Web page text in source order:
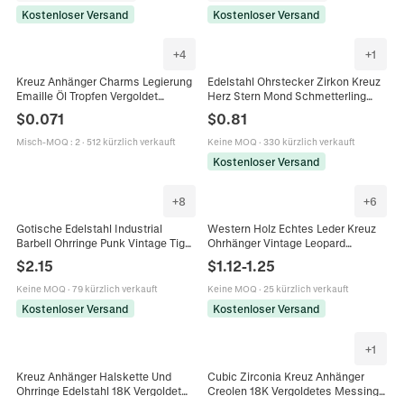
Kostenloser Versand
Kostenloser Versand
+4
Kreuz Anhänger Charms Legierung
Emaille Öl Tropfen Vergoldet
Religiös DIY Schmuckherstellung
Halskette Ohrringe
$0.071
Misch-MOQ : 2· 512 kürzlich verkauft
+1
Edelstahl Ohrstecker Zirkon Kreuz
Herz Stern Mond Schmetterling
Krone Schmuck Für Damen
$0.81
Keine MOQ · 330 kürzlich verkauft
Kostenloser Versand
+8
Gotische Edelstahl Industrial
Barbell Ohrringe Punk Vintage Tiger
Schlange Drache Kreuz Design
Piercing Schmuck
$2.15
Keine MOQ · 79 kürzlich verkauft
Kostenloser Versand
+6
Western Holz Echtes Leder Kreuz
Ohrhänger Vintage Leopard
Kuhmuster Böhmischer Rosshaar
Schmuck Für Damen Ostern
Geschenk
$1.12-1.25
Keine MOQ · 25 kürzlich verkauft
Kostenloser Versand
Kreuz Anhänger Halskette Und
Ohrringe Edelstahl 18K Vergoldet
+1
Cubic Zirconia Kreuz Anhänger
Creolen 18K Vergoldetes Messing